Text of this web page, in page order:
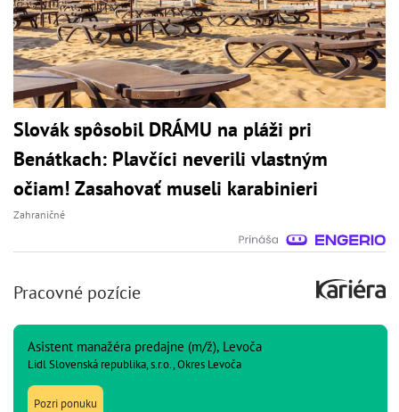
Slovák spôsobil DRÁMU na pláži pri
Benátkach: Plavčíci neverili vlastným
očiam! Zasahovať museli karabinieri
Zahraničné
Pracovné pozície
Asistent manažéra predajne (m/ž), Levoča
Lidl Slovenská republika, s.r.o., Okres Levoča
Pozri ponuku